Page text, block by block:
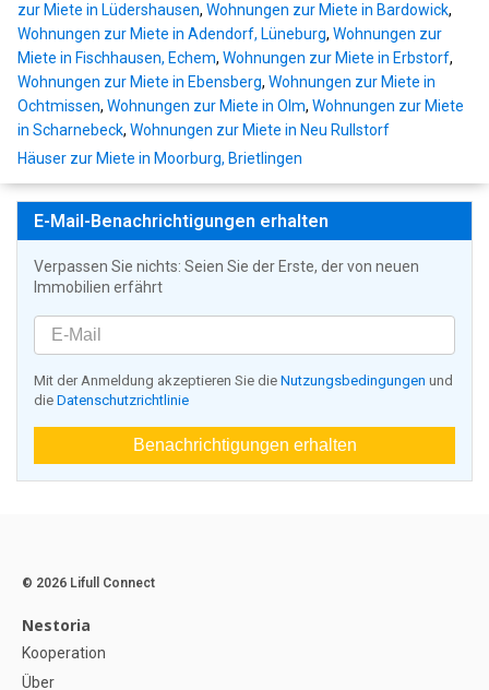
zur Miete in Lüdershausen, Wohnungen zur Miete in Bardowick,
Wohnungen zur Miete in Adendorf, Lüneburg, Wohnungen zur
Miete in Fischhausen, Echem, Wohnungen zur Miete in Erbstorf,
Wohnungen zur Miete in Ebensberg, Wohnungen zur Miete in
Ochtmissen, Wohnungen zur Miete in Olm, Wohnungen zur Miete
in Scharnebeck, Wohnungen zur Miete in Neu Rullstorf
Häuser zur Miete in Moorburg, Brietlingen
E-Mail-Benachrichtigungen erhalten
Verpassen Sie nichts: Seien Sie der Erste, der von neuen
Immobilien erfährt
Mit der Anmeldung akzeptieren Sie die Nutzungsbedingungen und
die Datenschutzrichtlinie
Benachrichtigungen erhalten
© 2026 Lifull Connect
Nestoria
Kooperation
Über